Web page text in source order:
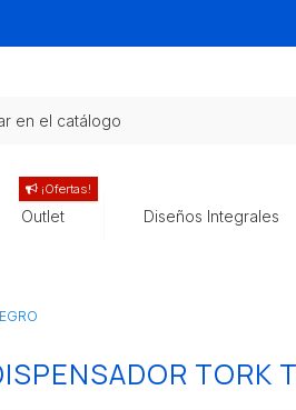
Outlet
¡Ofertas!
Diseños Integrales
TORK